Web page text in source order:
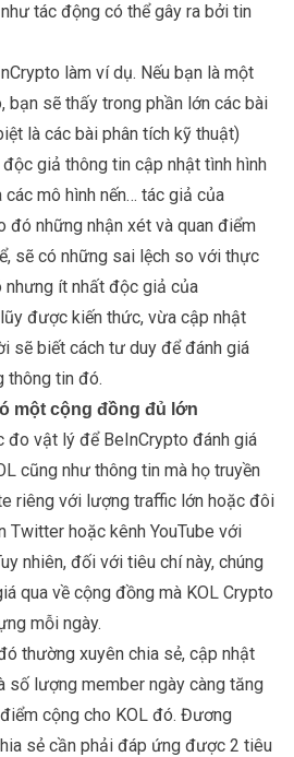
tác động có thể gây ra bởi tin
làm ví dụ. Nếu bạn là một
bạn sẽ thấy trong phần lớn các bài
là các bài phân tích kỹ thuật)
giả thông tin cập nhật tình hình
mô hình nến… tác giả của
đó những nhận xét và quan điểm
sẽ có những sai lệch so với thực
ít nhất độc giả của
được kiến thức, vừa cập nhật
sẽ biết cách tư duy để đánh giá
thông tin đó.
một cộng đồng đủ lớn
đo vật lý để BeInCrypto đánh giá
cũng như thông tin mà họ truyền
riêng với lượng traffic lớn hoặc đôi
Twitter hoặc kênh YouTube với
nhiên, đối với tiêu chí này, chúng
qua về cộng đồng mà KOL Crypto
mỗi ngày.
thường xuyên chia sẻ, cập nhật
số lượng member ngày càng tăng
cộng cho KOL đó. Đương
sẻ cần phải đáp ứng được 2 tiêu